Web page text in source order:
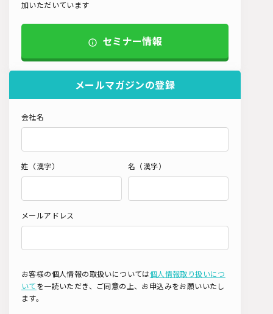
加いただいています
セミナー情報
メールマガジンの登録
会社名
姓（漢字） 名（漢字）
メールアドレス
お客様の個人情報の取扱いについては個人情報取り扱いにつ
いて を一読いただき、ご同意の上、お申込みをお願いいたし
ます。